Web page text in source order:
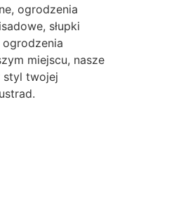
ogrodzenia
słupki
miejscu, nasze
styl twojej